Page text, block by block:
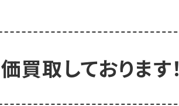
買取しております！